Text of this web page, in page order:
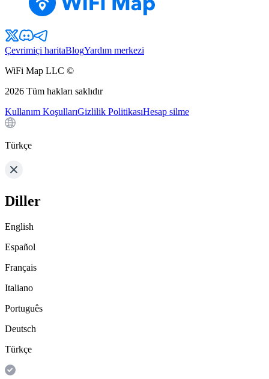
Çevrimiçi haritaBlogYardım merkezi
WiFi Map LLC ©
2026 Tüm hakları saklıdır
Kullanım KoşullarıGizlilik PolitikasıHesap silme
Türkçe
Diller
English
Español
Français
Italiano
Português
Deutsch
Türkçe